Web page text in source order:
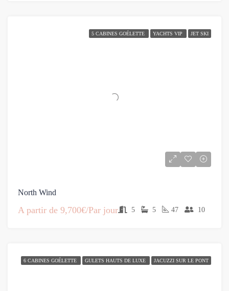
5 CABINES GOÉLETTE YACHTS VIP JET SKI
North Wind
A partir de 9,700€/Par jour 5 5 47 10
6 CABINES GOÉLETTE GULETS HAUTS DE LUXE JACUZZI SUR LE PONT